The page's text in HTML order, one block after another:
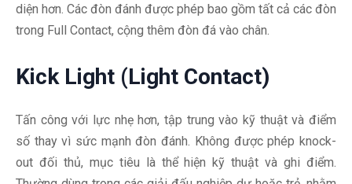
diện hơn. Các đòn đánh được phép bao gồm tất cả các đòn
trong Full Contact, cộng thêm đòn đá vào chân.
Kick Light (Light Contact)
Tấn công với lực nhẹ hơn, tập trung vào kỹ thuật và điểm
số thay vì sức mạnh đòn đánh. Không được phép knock-
out đối thủ, mục tiêu là thể hiện kỹ thuật và ghi điểm.